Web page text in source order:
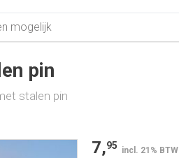
mogelijk
pin
stalen pin
7,95 incl. 21% BTW